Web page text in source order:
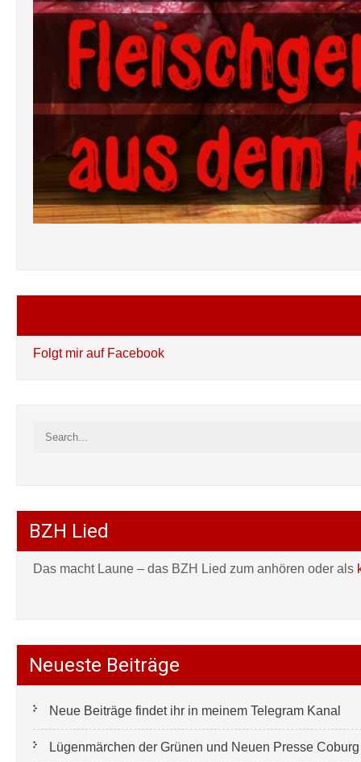
Folgt mir auf Facebook
BZH Lied
Das macht Laune – das BZH Lied zum anhören oder als
Neueste Beiträge
Neue Beiträge findet ihr in meinem Telegram Kanal
Lügenmärchen der Grünen und Neuen Presse